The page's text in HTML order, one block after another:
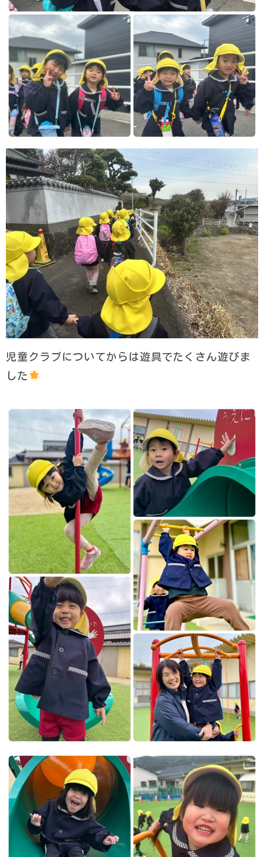
児童クラブについてからは遊具でたくさん遊びま
した